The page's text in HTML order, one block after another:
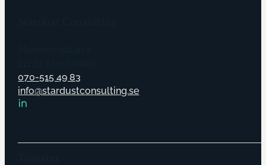
070-515 49 83
info@stardustconsulting.se